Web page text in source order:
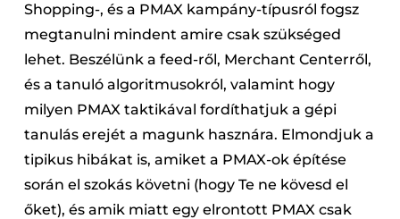
Shopping-, és a PMAX kampány-típusról fogsz
megtanulni mindent amire csak szükséged
lehet. Beszélünk a feed-ről, Merchant Centerről,
és a tanuló algoritmusokról, valamint hogy
milyen PMAX taktikával fordíthatjuk a gépi
tanulás erejét a magunk hasznára. Elmondjuk a
tipikus hibákat is, amiket a PMAX-ok építése
során el szokás követni (hogy Te ne kövesd el
őket), és amik miatt egy elrontott PMAX csak